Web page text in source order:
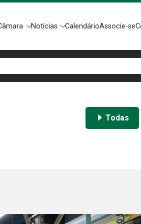
Notícias CalendárioAssocie-se
Todas